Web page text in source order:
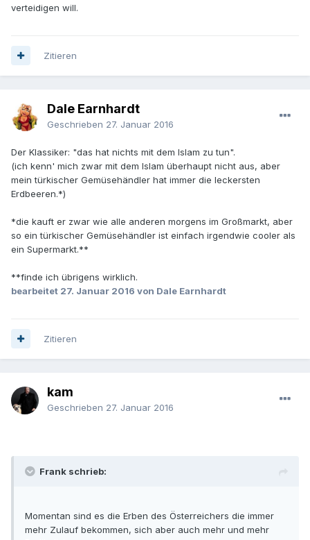
verteidigen will.
Zitieren
Dale Earnhardt
Geschrieben 27. Januar 2016
Der Klassiker: "das hat nichts mit dem Islam zu tun".
(ich kenn' mich zwar mit dem Islam überhaupt nicht aus, aber
mein türkischer Gemüsehändler hat immer die leckersten
Erdbeeren.*)
*die kauft er zwar wie alle anderen morgens im Großmarkt, aber
so ein türkischer Gemüsehändler ist einfach irgendwie cooler als
ein Supermarkt.**
**finde ich übrigens wirklich.
bearbeitet 27. Januar 2016 von Dale Earnhardt
Zitieren
kam
Geschrieben 27. Januar 2016
Frank schrieb:
Momentan sind es die Erben des Österreichers die immer
mehr Zulauf bekommen, sich aber auch mehr und mehr